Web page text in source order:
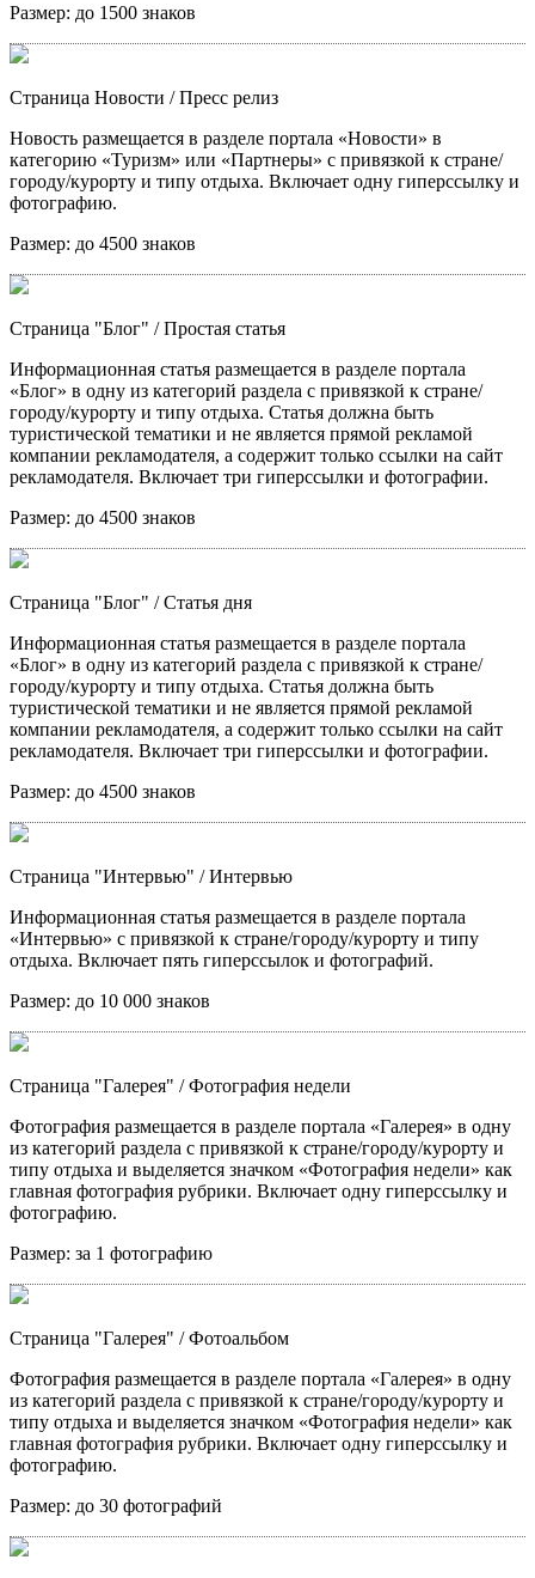
Размер: до 1500 знаков
Страница Новости / Пресс релиз
Новость размещается в разделе портала «Новости» в
категорию «Туризм» или «Партнеры» с привязкой к стране/
городу/курорту и типу отдыха. Включает одну гиперссылку и
фотографию.
Размер: до 4500 знаков
Страница "Блог" / Простая статья
Информационная статья размещается в разделе портала
«Блог» в одну из категорий раздела с привязкой к стране/
городу/курорту и типу отдыха. Статья должна быть
туристической тематики и не является прямой рекламой
компании рекламодателя, а содержит только ссылки на сайт
рекламодателя. Включает три гиперссылки и фотографии.
Размер: до 4500 знаков
Страница "Блог" / Статья дня
Информационная статья размещается в разделе портала
«Блог» в одну из категорий раздела с привязкой к стране/
городу/курорту и типу отдыха. Статья должна быть
туристической тематики и не является прямой рекламой
компании рекламодателя, а содержит только ссылки на сайт
рекламодателя. Включает три гиперссылки и фотографии.
Размер: до 4500 знаков
Страница "Интервью" / Интервью
Информационная статья размещается в разделе портала
«Интервью» с привязкой к стране/городу/курорту и типу
отдыха. Включает пять гиперссылок и фотографий.
Размер: до 10 000 знаков
Страница "Галерея" / Фотография недели
Фотография размещается в разделе портала «Галерея» в одну
из категорий раздела с привязкой к стране/городу/курорту и
типу отдыха и выделяется значком «Фотография недели» как
главная фотография рубрики. Включает одну гиперссылку и
фотографию.
Размер: за 1 фотографию
Страница "Галерея" / Фотоальбом
Фотография размещается в разделе портала «Галерея» в одну
из категорий раздела с привязкой к стране/городу/курорту и
типу отдыха и выделяется значком «Фотография недели» как
главная фотография рубрики. Включает одну гиперссылку и
фотографию.
Размер: до 30 фотографий